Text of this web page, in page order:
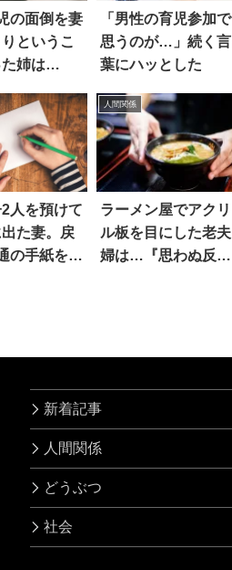
の面倒を妻
というこ
た姉は…
「男性の育児参加で
思うのが…」続く言
葉にハッとした
人を預けて
た妻。戻
の手紙を見
人間関係
ラーメン屋でアクリ
ル板を目にした老夫
婦は…『思わぬ反
新着記事
人間関係
どうぶつ
社会